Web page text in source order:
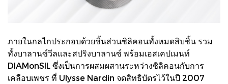
ภายในกลไกประกอบด้วยชิ้นส่วนซิลิคอนทั้งหมดสิบชิ้น รวม
ทั้งบาลานซ์วีลและสปริงบาลานซ์ พร้อมเอสเคปเมนท์
DIAMonSIL ซึ่งเป็นการผสมผสานระหว่างซิลิคอนกับการ
เคลือบเพชร ที่ Ulysse Nardin จดสิทธิบัตรไว้ในปี 2007